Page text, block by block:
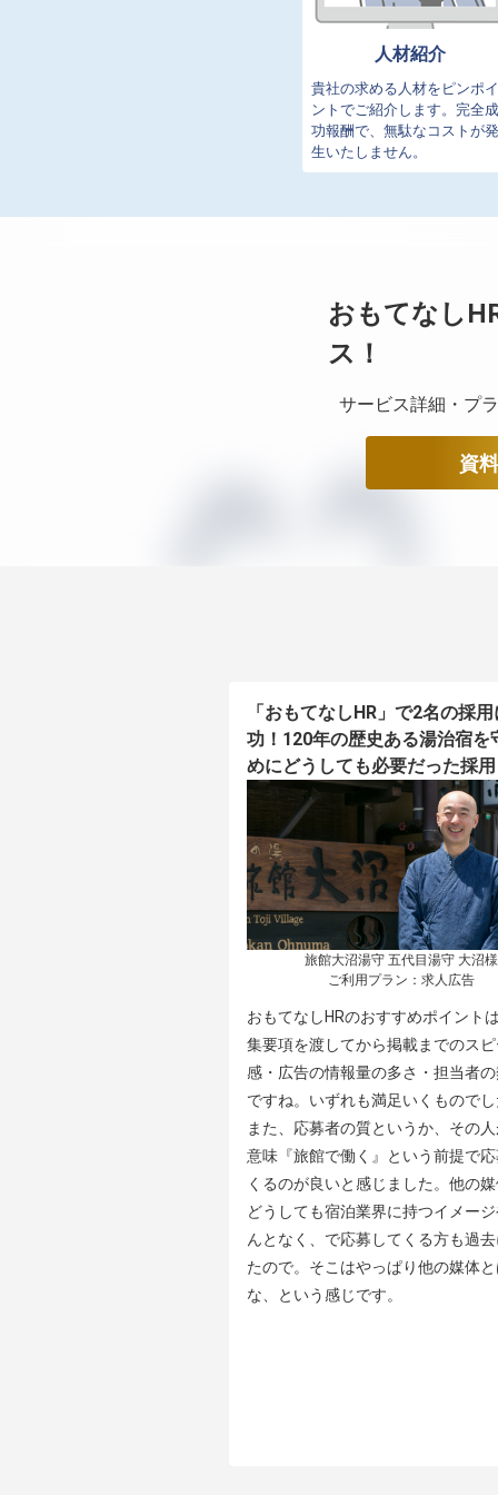
人材紹介
貴社の求める人材をピンポイ
ントでご紹介します。完全成
功報酬で、無駄なコストが発
生いたしません。
おもてなし
ス！
サービス詳細・プ
資
「おもてなしHR」で2名の採
功！120年の歴史ある湯治宿を
めにどうしても必要だった採用
旅館大沼湯守 五代目湯守 大沼様
ご利用プラン：求人広告
おもてなしHRのおすすめポイント
集要項を渡してから掲載までのス
感・広告の情報量の多さ・担当者
ですね。いずれも満足いくもので
また、応募者の質というか、その
意味『旅館で働く』という前提で
くるのが良いと感じました。他の
どうしても宿泊業界に持つイメー
んとなく、で応募してくる方も過
たので。そこはやっぱり他の媒体
な、という感じです。